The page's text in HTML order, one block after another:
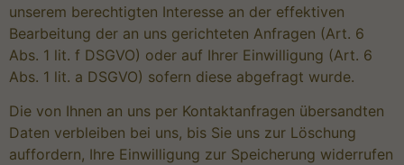
unserem berechtigten Interesse an der effektiven
Bearbeitung der an uns gerichteten Anfragen (Art. 6
Abs. 1 lit. f DSGVO) oder auf Ihrer Einwilligung (Art. 6
Abs. 1 lit. a DSGVO) sofern diese abgefragt wurde.
Die von Ihnen an uns per Kontaktanfragen übersandten
Daten verbleiben bei uns, bis Sie uns zur Löschung
auffordern, Ihre Einwilligung zur Speicherung widerrufen